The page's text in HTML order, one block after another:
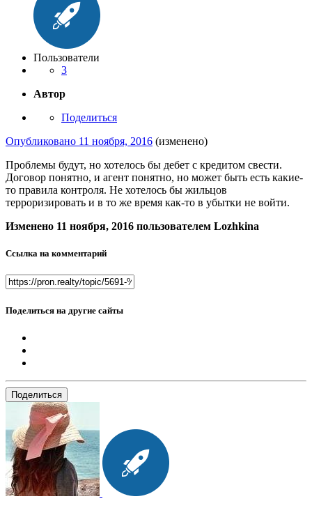
Пользователи
3
Автор
Поделиться
Опубликовано 11 ноября, 2016 (изменено)
Проблемы будут, но хотелось бы дебет с кредитом свести.
Договор понятно, и агент понятно, но может быть есть какие-
то правила контроля. Не хотелось бы жильцов
терроризировать и в то же время как-то в убытки не войти.
Изменено 11 ноября, 2016 пользователем Lozhkina
Ссылка на комментарий
Поделиться на другие сайты
Поделиться